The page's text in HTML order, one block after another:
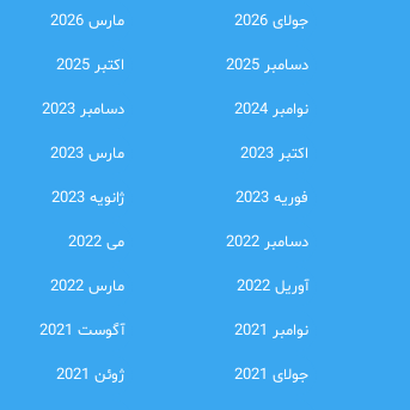
جولای 2026 مارس 2026
دسامبر 2025 اکتبر 2025
نوامبر 2024 دسامبر 2023
اکتبر 2023 مارس 2023
فوریه 2023 ژانویه 2023
دسامبر 2022 می 2022
آوریل 2022 مارس 2022
نوامبر 2021 آگوست 2021
جولای 2021 ژوئن 2021